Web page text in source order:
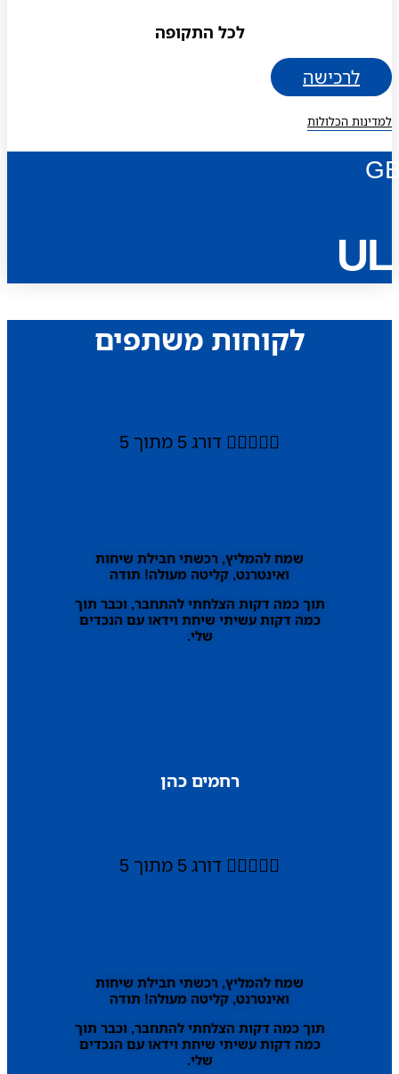
לכל התקופה
לרכישה
למדינות הכלולות
UL
לקוחות משתפים
 דורג 5 מתוך 5
שמח להמליץ, רכשתי חבילת שיחות
ואינטרנט, קליטה מעולה! תודה
תוך כמה דקות הצלחתי להתחבר, וכבר תוך
כמה דקות עשיתי שיחת וידאו עם הנכדים
שלי.
רחמים כהן
 דורג 5 מתוך 5
שמח להמליץ, רכשתי חבילת שיחות
ואינטרנט, קליטה מעולה! תודה
תוך כמה דקות הצלחתי להתחבר, וכבר תוך
כמה דקות עשיתי שיחת וידאו עם הנכדים
שלי.